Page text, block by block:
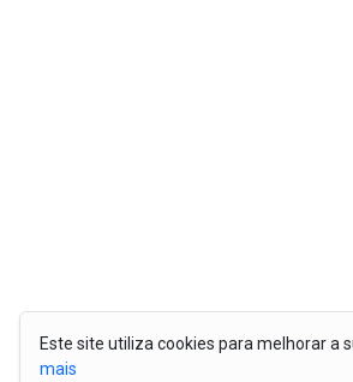
Este site utiliza cookies para melhorar a
mais